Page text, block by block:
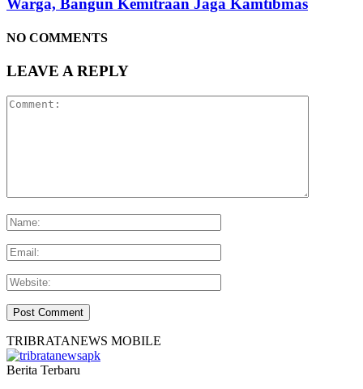
Warga, Bangun Kemitraan Jaga Kamtibmas
NO COMMENTS
LEAVE A REPLY
TRIBRATANEWS MOBILE
Berita Terbaru